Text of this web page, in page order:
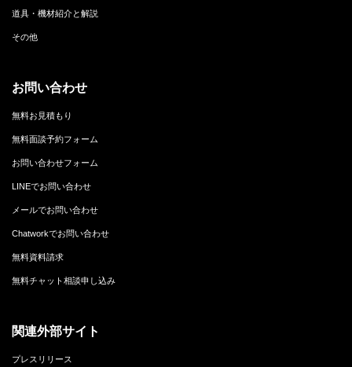
道具・機材紹介と解説
その他
お問い合わせ
無料お見積もり
無料面談予約フォーム
お問い合わせフォーム
LINEでお問い合わせ
メールでお問い合わせ
Chatworkでお問い合わせ
無料資料請求
無料チャット相談申し込み
関連外部サイト
プレスリリース